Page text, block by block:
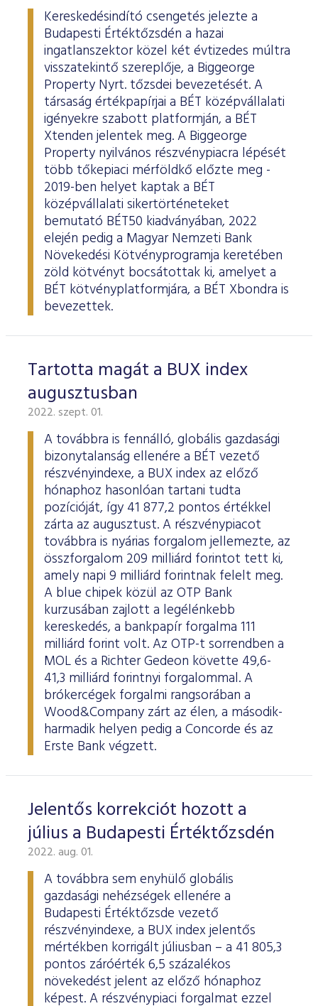
Kereskedésindító csengetés jelezte a
Budapesti Értéktőzsdén a hazai
ingatlanszektor közel két évtizedes múltra
visszatekintő szereplője, a Biggeorge
Property Nyrt. tőzsdei bevezetését. A
társaság értékpapírjai a BÉT középvállalati
igényekre szabott platformján, a BÉT
Xtenden jelentek meg. A Biggeorge
Property nyilvános részvénypiacra lépését
több tőkepiaci mérföldkő előzte meg -
2019-ben helyet kaptak a BÉT
középvállalati sikertörténeteket
bemutató BÉT50 kiadványában, 2022
elején pedig a Magyar Nemzeti Bank
Növekedési Kötvényprogramja keretében
zöld kötvényt bocsátottak ki, amelyet a
BÉT kötvényplatformjára, a BÉT Xbondra is
bevezettek.
Tartotta magát a BUX index
augusztusban
2022. szept. 01.
A továbbra is fennálló, globális gazdasági
bizonytalanság ellenére a BÉT vezető
részvényindexe, a BUX index az előző
hónaphoz hasonlóan tartani tudta
pozícióját, így 41 877,2 pontos értékkel
zárta az augusztust. A részvénypiacot
továbbra is nyárias forgalom jellemezte, az
összforgalom 209 milliárd forintot tett ki,
amely napi 9 milliárd forintnak felelt meg.
A blue chipek közül az OTP Bank
kurzusában zajlott a legélénkebb
kereskedés, a bankpapír forgalma 111
milliárd forint volt. Az OTP-t sorrendben a
MOL és a Richter Gedeon követte 49,6-
41,3 milliárd forintnyi forgalommal. A
brókercégek forgalmi rangsorában a
Wood&Company zárt az élen, a második-
harmadik helyen pedig a Concorde és az
Erste Bank végzett.
Jelentős korrekciót hozott a
július a Budapesti Értéktőzsdén
2022. aug. 01.
A továbbra sem enyhülő globális
gazdasági nehézségek ellenére a
Budapesti Értéktőzsde vezető
részvényindexe, a BUX index jelentős
mértékben korrigált júliusban – a 41 805,3
pontos záróérték 6,5 százalékos
növekedést jelent az előző hónaphoz
képest. A részvénypiaci forgalmat ezzel